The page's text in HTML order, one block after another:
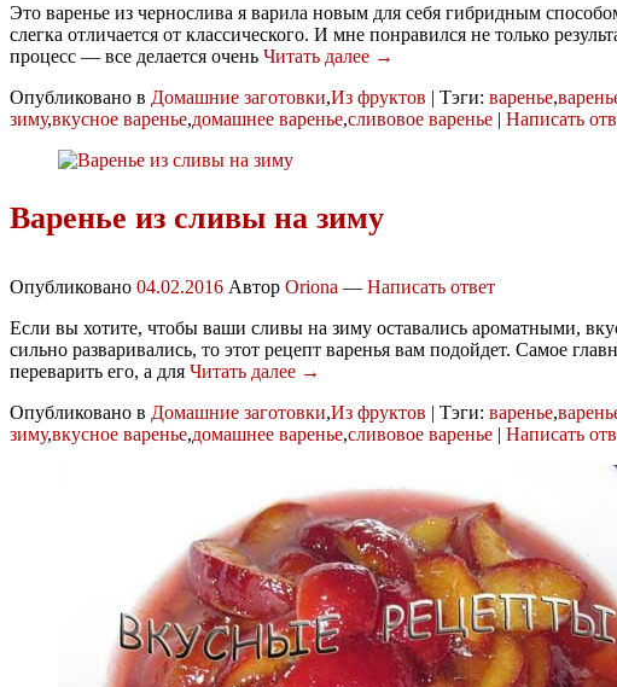
Это варенье из чернослива я варила новым для себя гибридным
слегка отличается от классического. И мне понравился не только
процесс — все делается очень Читать далее →
Опубликовано в Домашние заготовки,Из фруктов | Тэги: варенье,
зиму,вкусное варенье,домашнее варенье,сливовое варенье | Написать
Варенье из сливы на зиму
Опубликовано 04.02.2016 Автор Oriona — Написать ответ
Если вы хотите, чтобы ваши сливы на зиму оставались ароматными,
сильно разваривались, то этот рецепт варенья вам подойдет. Самое
переварить его, а для Читать далее →
Опубликовано в Домашние заготовки,Из фруктов | Тэги: варенье,
зиму,вкусное варенье,домашнее варенье,сливовое варенье | Написать